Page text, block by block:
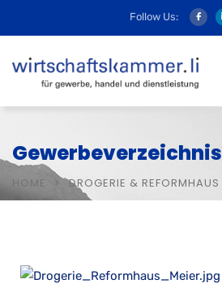
Follow Us:
Gewerbeverzeichnis
HOME DROGERIE & REFORMHAUS